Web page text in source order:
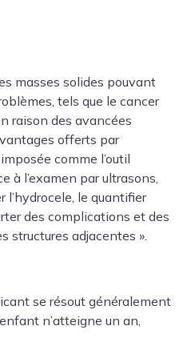
masses solides pouvant
tels que le cancer
raison des avancées
offerts par
comme l’outil
à l’examen par ultrasons,
l’hydrocele, le quantifier
des complications et des
structures adjacentes ».
se résout généralement
n’atteigne un an,